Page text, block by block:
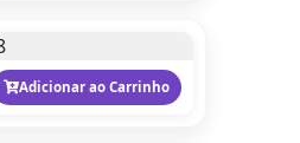
Adicionar ao Carrinho